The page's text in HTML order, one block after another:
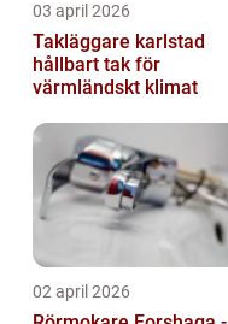
03 april 2026
Takläggare karlstad
hållbart tak för
värmländskt klimat
02 april 2026